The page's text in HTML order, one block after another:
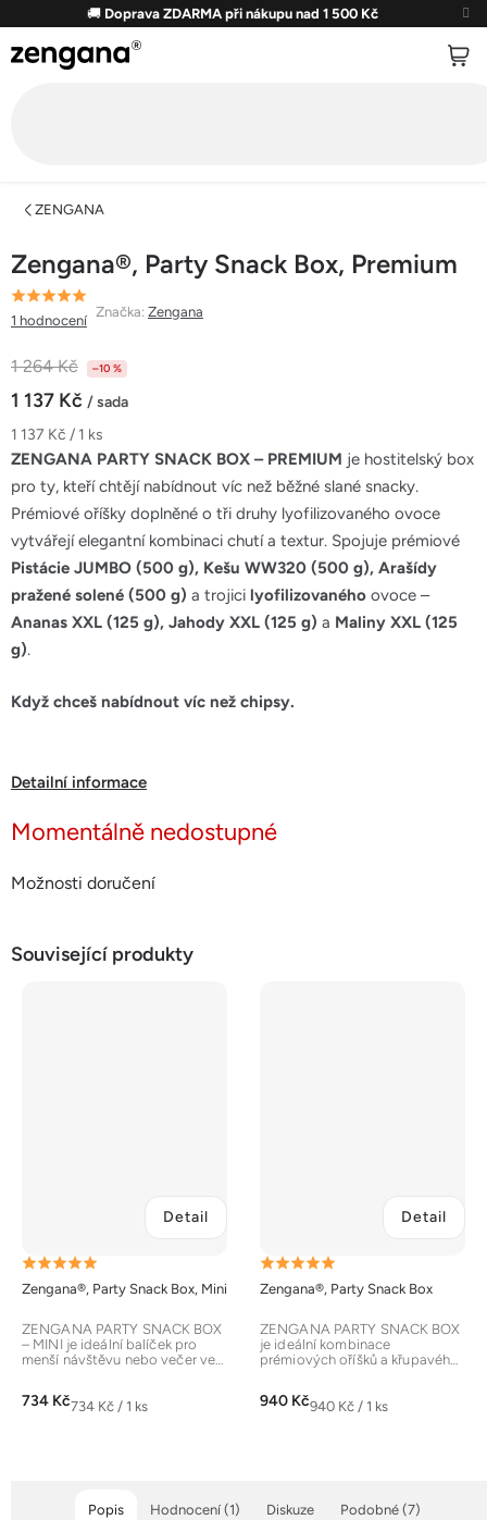
obsah
🚚 Doprava ZDARMA při nákupu nad 1 500 Kč
ZENGANA
Zengana®, Party Snack Box, Premium
Průměrné
hodnocení
produktu
5,0
z
5
hvězdiček.
1 hodnocení
Značka: Zengana
1 264 Kč –10 %
1 137 Kč / sada
Měrná
cena:
1 137 Kč / 1 ks
Momentálně nedostupné
Možnosti doručení
ZENGANA PARTY SNACK BOX – PREMIUM je hostitelský box
pro ty, kteří chtějí nabídnout víc než běžné slané snacky.
Prémiové oříšky doplněné o tři druhy lyofilizovaného ovoce
vytvářejí elegantní kombinaci chutí a textur. Spojuje prémiové
Pistácie JUMBO (500 g), Kešu WW320 (500 g), Arašídy
pražené solené (500 g) a trojici lyofilizovaného ovoce –
Ananas XXL (125 g), Jahody XXL (125 g) a Maliny XXL (125
g).
Když chceš nabídnout víc než chipsy.
Detailní informace
Související produkty
Zengana®, Party Snack Box, Mini
Průměrné
hodnocení
produktu
je
z
734 KčMěrná
734 Kč / 1 ks
Detail
ZENGANA PARTY SNACK BOX
– MINI je ideální balíček pro
menší návštěvu nebo večer ve
Zengana®, Party Snack Box
Průměrné
hodnocení
produktu
je
z
940 KčMěrná
940 Kč / 1 ks
Detail
ZENGANA PARTY SNACK BOX
je ideální kombinace
prémiových oříšků a křupavého
Popis Podobné (7)
Hodnocení (1) Diskuze